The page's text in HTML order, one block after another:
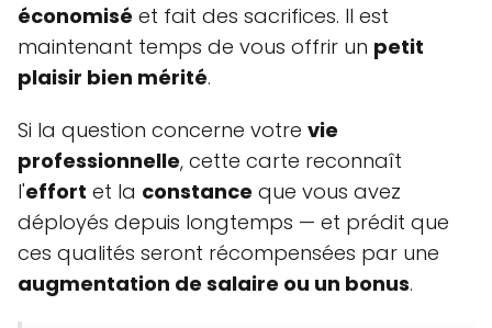
économisé et fait des sacrifices. Il est
maintenant temps de vous offrir un petit
plaisir bien mérité.
Si la question concerne votre vie
professionnelle, cette carte reconnaît
l'effort et la constance que vous avez
déployés depuis longtemps — et prédit que
ces qualités seront récompensées par une
augmentation de salaire ou un bonus.